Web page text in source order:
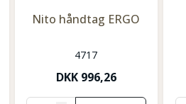
Nito håndtag ERGO
4717
DKK 996,26